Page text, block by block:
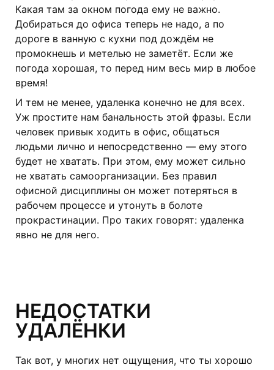
Какая там за окном погода ему не важно.
Добираться до офиса теперь не надо, а по
дороге в ванную с кухни под дождём не
промокнешь и метелью не заметёт. Если же
погода хорошая, то перед ним весь мир в любое
время!
И тем не менее, удаленка конечно не для всех.
Уж простите нам банальность этой фразы. Если
человек привык ходить в офис, общаться
людьми лично и непосредственно — ему этого
будет не хватать. При этом, ему может сильно
не хватать самоорганизации. Без правил
офисной дисциплины он может потеряться в
рабочем процессе и утонуть в болоте
прокрастинации. Про таких говорят: удаленка
явно не для него.
НЕДОСТАТКИ
УДАЛЁНКИ
Так вот, у многих нет ощущения, что ты хорошо